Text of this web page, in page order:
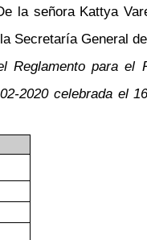
la señora Kattya
Secretaría General
para
2020 celebrada